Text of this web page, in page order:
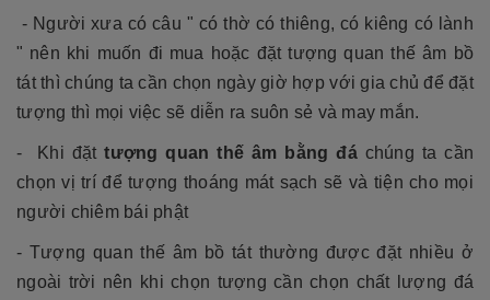
- Người xưa có câu " có thờ có thiêng, có kiêng có lành
" nên khi muốn đi mua hoặc đặt tượng quan thế âm bồ
tát thì chúng ta cần chọn ngày giờ hợp với gia chủ để đặt
tượng thì mọi việc sẽ diễn ra suôn sẻ và may mắn.
- Khi đặttượng quan thế âm bằng đáchúng ta cần
chọn vị trí để tượng thoáng mát sạch sẽ và tiện cho mọi
người chiêm bái phật
- Tượng quan thế âm bồ tát thường được đặt nhiều ở
ngoài trời nên khi chọn tượng cần chọn chất lượng đá